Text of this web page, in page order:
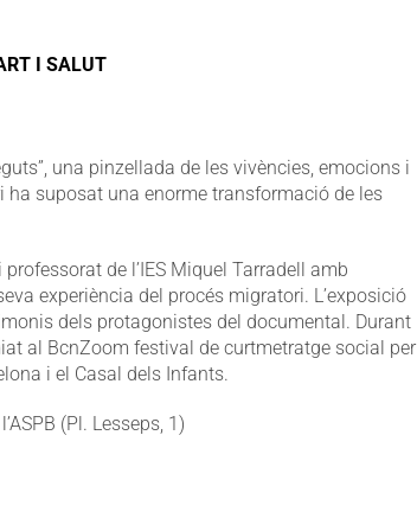
I SALUT
una pinzellada de les vivències, emocions i
ha suposat una enorme transformació de les
de l’IES Miquel Tarradell amb
experiència del procés migratori. L’exposició
dels protagonistes del documental. Durant
al BcnZoom festival de curtmetratge social per
i el Casal dels Infants.
(Pl. Lesseps, 1)